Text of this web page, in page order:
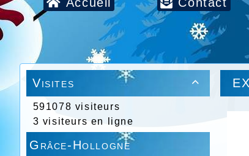

Visites
591078 visiteurs
3 visiteurs en ligne
Grâce-Hollogne